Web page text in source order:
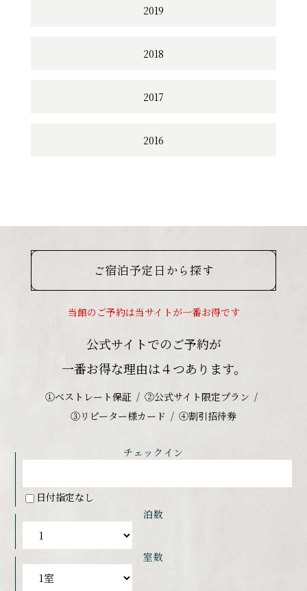
2019
2018
2017
2016
ご宿泊予定日から探す
当館のご予約は当サイトが一番お得です
公式サイトでのご予約が
一番お得な理由は４つあります。
①ベストレート保証
②公式サイト限定プラン
③リピーター様カード
④割引招待券
チェックイン
日付指定なし
泊数
室数